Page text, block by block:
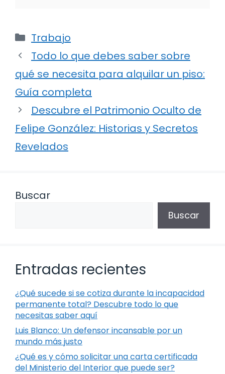
Categorías
Trabajo
Todo lo que debes saber sobre
qué se necesita para alquilar un piso:
Guía completa
Descubre el Patrimonio Oculto de
Felipe González: Historias y Secretos
Revelados
Buscar
Buscar
Entradas recientes
¿Qué sucede si se cotiza durante la incapacidad
permanente total? Descubre todo lo que
necesitas saber aquí
Luis Blanco: Un defensor incansable por un
mundo más justo
¿Qué es y cómo solicitar una carta certificada
del Ministerio del Interior que puede ser?